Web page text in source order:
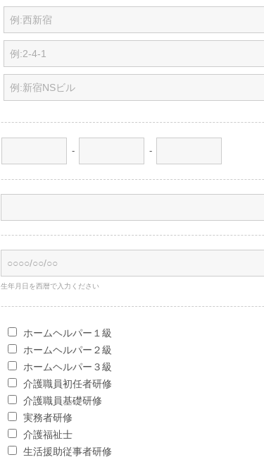
- -
生年月日を西暦で入力ください
ホームヘルパー１級
ホームヘルパー２級
ホームヘルパー３級
介護職員初任者研修
介護職員基礎研修
実務者研修
介護福祉士
生活援助従事者研修